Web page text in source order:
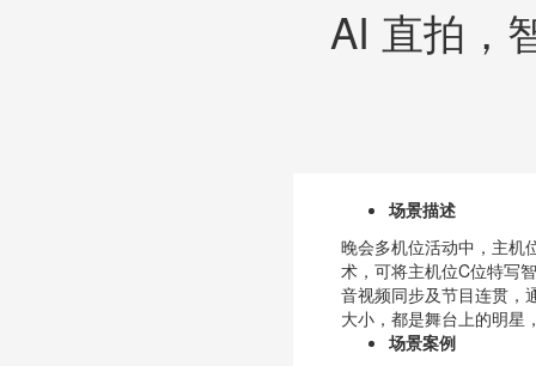
AI 直拍，
场景描述
晚会多机位活动中，主机
术，可将主机位C位特写
音视频同步及节目连贯，
大小，都是舞台上的明星
场景案例